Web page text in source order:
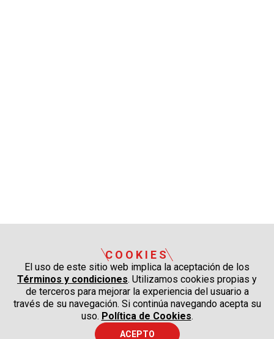
COOKIES
El uso de este sitio web implica la aceptación de los
Términos y condiciones. Utilizamos cookies propias y
de terceros para mejorar la experiencia del usuario a
través de su navegación. Si continúa navegando acepta su
uso. Política de Cookies.
ACEPTO